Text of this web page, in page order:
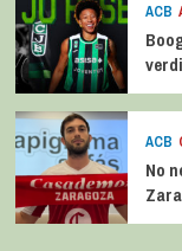
ACB
ACB
No